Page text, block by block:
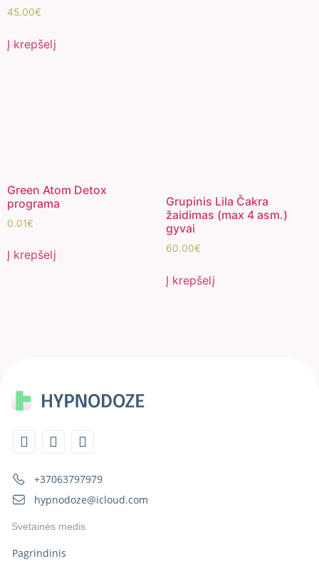
45.00€
Į krepšelį
Green Atom Detox
programa
0.01€
Į krepšelį
Grupinis Lila Čakra
žaidimas (max 4 asm.)
gyvai
60.00€
Į krepšelį
+37063797979
hypnodoze@icloud.com
Svetainės medis
Pagrindinis